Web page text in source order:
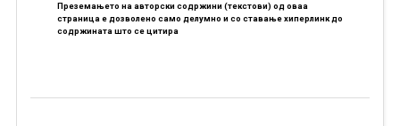
Преземањето на авторски содржини (текстови) од оваа
страница е дозволено само делумно и со ставање хиперлинк до
содржината што се цитира